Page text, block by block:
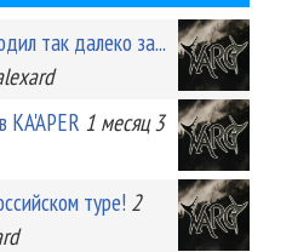
так далеко за...
KA'APER 1 месяц 3
туре! 2